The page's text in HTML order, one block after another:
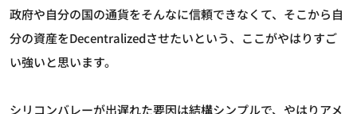
政府や自分の国の通貨をそんなに信頼できなくて、そこから自
分の資産をDecentralizedさせたいという、ここがやはりすご
い強いと思います。
シリコンバレーが出遅れた要因は結構シンプルで、やはりアメ